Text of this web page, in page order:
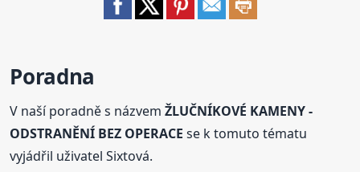
Poradna
V naší poradně s názvemŽLUČNÍKOVÉ KAMENY -
ODSTRANĚNÍ BEZ OPERACE se k tomuto tématu
vyjádřil uživatel Sixtová.